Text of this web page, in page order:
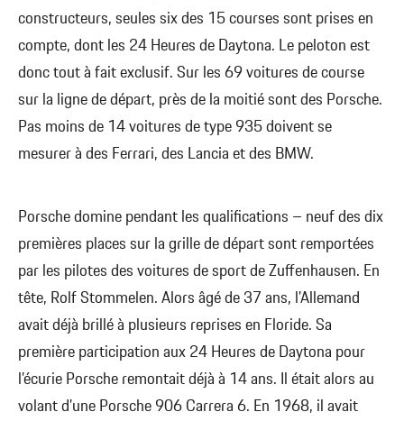
constructeurs, seules six des 15 courses sont prises en
compte, dont les 24 Heures de Daytona. Le peloton est
donc tout à fait exclusif. Sur les 69 voitures de course
sur la ligne de départ, près de la moitié sont des Porsche.
Pas moins de 14 voitures de type 935 doivent se
mesurer à des Ferrari, des Lancia et des BMW.
Porsche domine pendant les qualifications – neuf des dix
premières places sur la grille de départ sont remportées
par les pilotes des voitures de sport de Zuffenhausen. En
tête, Rolf Stommelen. Alors âgé de 37 ans, l’Allemand
avait déjà brillé à plusieurs reprises en Floride. Sa
première participation aux 24 Heures de Daytona pour
l’écurie Porsche remontait déjà à 14 ans. Il était alors au
volant d’une Porsche 906 Carrera 6. En 1968, il avait